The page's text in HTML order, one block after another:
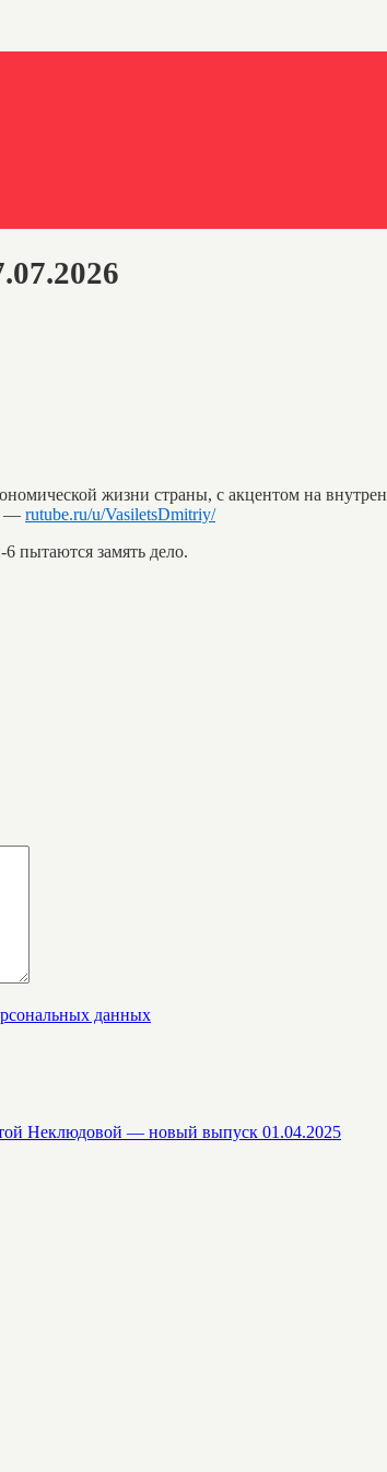
жизни страны, с акцентом на
— rutube.ru/u/VasiletsDmitriy/
пытаются замять дело.
данных
Неклюдовой — новый выпуск 01.04.2025